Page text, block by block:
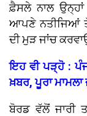
ਫ਼ੈਸਲੇ ਨਾਲ
ਆਪਣੇ ਨਤੀਜਿਆਂ
ਦੀ ਮੁੜ ਜਾਂਚ
ਇਹ ਵੀ ਪੜ੍ਹੋ :
ਖ਼ਬਰ, ਪੂਰਾ
ਬੋਰਡ ਵੱਲੋਂ ਜਾਰੀ